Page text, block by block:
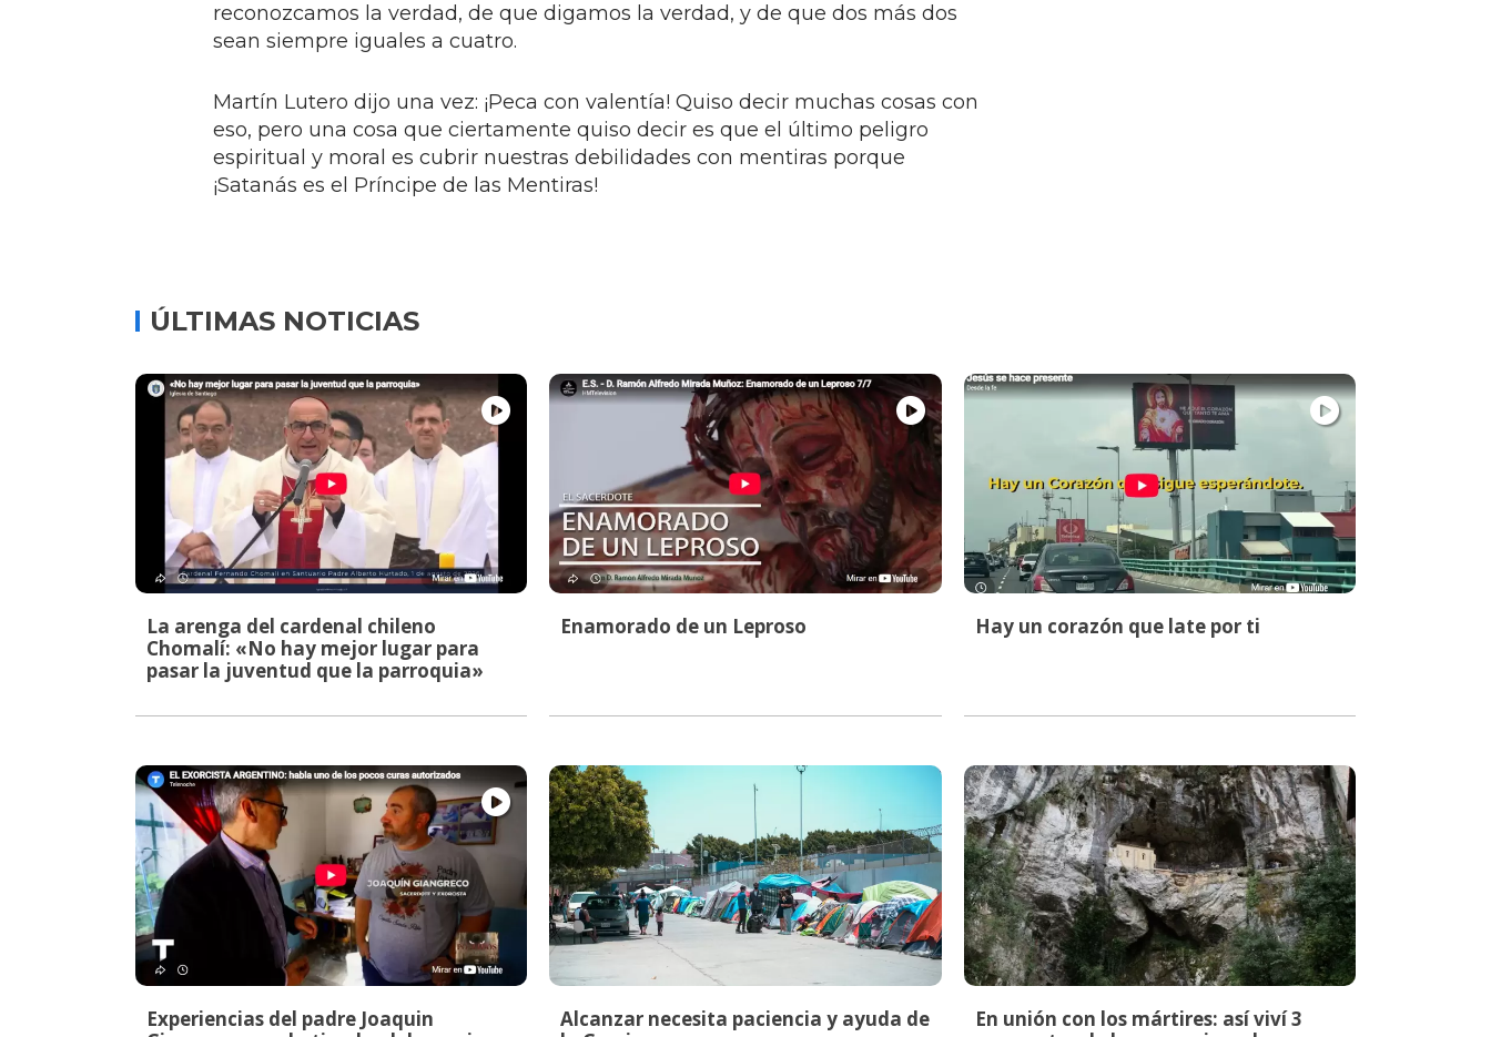
reconozcamos la verdad, de que digamos la verdad, y de que dos más dos
sean siempre iguales a cuatro.
Martín Lutero dijo una vez: ¡Peca con valentía! Quiso decir muchas cosas con
eso, pero una cosa que ciertamente quiso decir es que el último peligro
espiritual y moral es cubrir nuestras debilidades con mentiras porque
¡Satanás es el Príncipe de las Mentiras!
ÚLTIMAS NOTICIAS
La arenga del cardenal chileno
Chomalí: «No hay mejor lugar para
pasar la juventud que la parroquia»
Enamorado de un Leproso Hay un corazón que late por ti
Experiencias del padre Joaquin
Alcanzar necesita paciencia y ayuda de
En unión con los mártires: así viví 3